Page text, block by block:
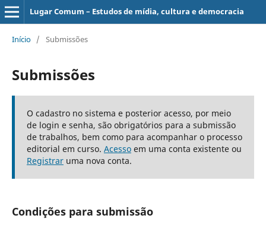
Lugar Comum – Estudos de mídia, cultura e democracia
Início / Submissões
Submissões
O cadastro no sistema e posterior acesso, por meio
de login e senha, são obrigatórios para a submissão
de trabalhos, bem como para acompanhar o processo
editorial em curso. Acessoem uma conta existente ou
Registraruma nova conta.
Condições para submissão